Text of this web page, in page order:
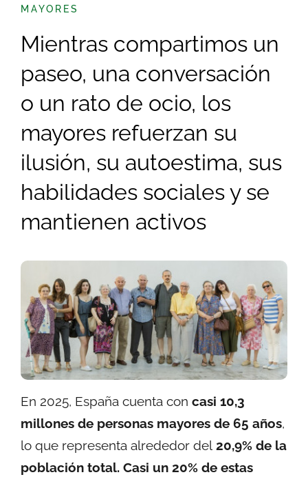
Buscar:
MAYORES
Mientras compartimos un
paseo, una conversación
o un rato de ocio, los
mayores refuerzan su
ilusión, su autoestima, sus
habilidades sociales y se
mantienen activos
En 2025, España cuenta con casi 10,3
millones de personas mayores de 65 años,
lo que representa alrededor del 20,9% de la
población total. Casi un 20% de estas